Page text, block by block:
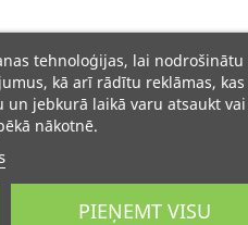
tehnoloģijas, lai nodrošinātu
kā arī rādītu reklāmas, kas
jebkurā laikā varu atsaukt vai
nākotnē.
PIEŅEMT VISU